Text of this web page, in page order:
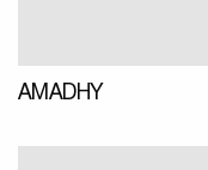
AMADHY